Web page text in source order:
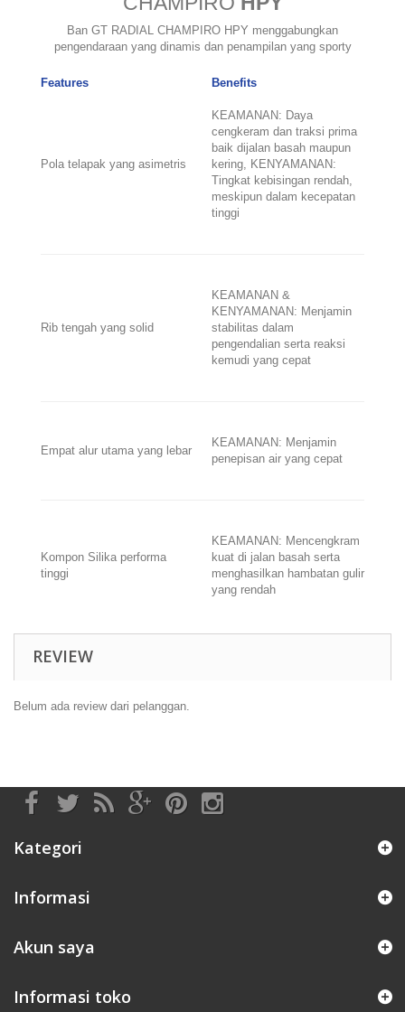
Ban GT RADIAL CHAMPIRO HPY menggabungkan
pengendaraan yang dinamis dan penampilan yang sporty
Features Benefits
Pola telapak yang asimetris
KEAMANAN: Daya
cengkeram dan traksi prima
baik dijalan basah maupun
kering, KENYAMANAN:
Tingkat kebisingan rendah,
meskipun dalam kecepatan
tinggi
Rib tengah yang solid
KEAMANAN &
KENYAMANAN: Menjamin
stabilitas dalam
pengendalian serta reaksi
kemudi yang cepat
Empat alur utama yang lebar
KEAMANAN: Menjamin
penepisan air yang cepat
Kompon Silika performa
tinggi
KEAMANAN: Mencengkram
kuat di jalan basah serta
menghasilkan hambatan gulir
yang rendah
REVIEW
Belum ada review dari pelanggan.
Kategori
Informasi
Akun saya
Informasi toko